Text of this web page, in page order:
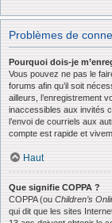
Problèmes de
Pourquoi dois-je
Vous pouvez ne pas le
forums afin qu’il soit
ailleurs, l’enregistrement
inaccessibles aux invités
l’envoi de courriels aux
compte est rapide et
Haut
Que signifie COPPA ?
COPPA (ou Children’s
qui dit que les sites